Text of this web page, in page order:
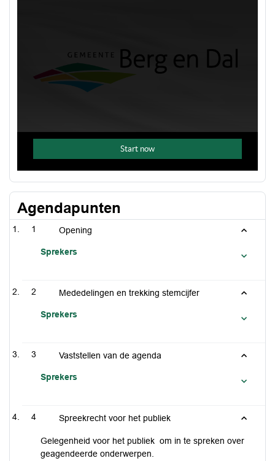
Agendapunten
1 Opening
Sprekers
2 Mededelingen en trekking stemcijfer
Sprekers
3 Vaststellen van de agenda
Sprekers
4 Spreekrecht voor het publiek
Gelegenheid voor het publiek om in te spreken over
geagendeerde onderwerpen.